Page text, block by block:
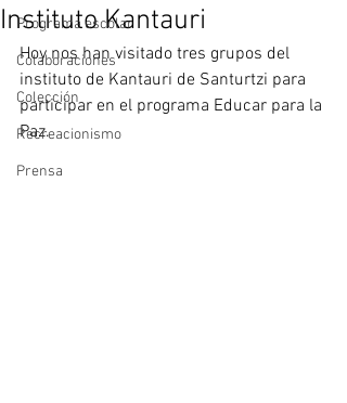
Programa escolar
Colaboraciones
Colección
Recreacionismo
Prensa
Instituto Kantauri
Hoy nos han visitado tres grupos del
instituto de Kantauri de Santurtzi para
participar en el programa Educar para la
Paz.